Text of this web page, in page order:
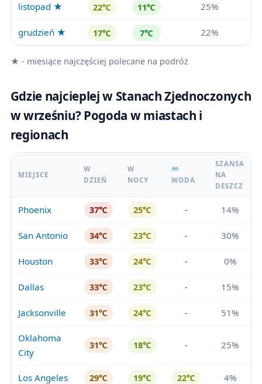
listopad ★ 22℃ 11℃ 25%
grudzień ★ 17℃ 7℃ 22%
★ - miesiące najczęściej polecane na podróż
Gdzie najcieplej w Stanach Zjednoczonych
w wrześniu? Pogoda w miastach i
regionach
MIEJSCE
W
DZIEŃ
W
NOCY
WODA
SZANSA
NA
DESZCZ
Phoenix 37℃ 25℃ - 14%
San Antonio 34℃ 23℃ - 30%
Houston 33℃ 24℃ - 0%
Dallas 33℃ 23℃ - 15%
Jacksonville 31℃ 24℃ - 51%
Oklahoma
City
31℃ 18℃ - 25%
Los Angeles 29℃ 19℃ 22℃ 4%